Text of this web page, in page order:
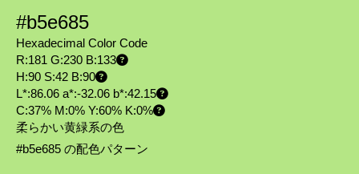
#b5e685
Hexadecimal Color Code
R:181 G:230 B:133
H:90 S:42 B:90
L*:86.06 a*:-32.06 b*:42.15
C:37% M:0% Y:60% K:0%
柔らかい黄緑系の色
#b5e685 の配色パターン